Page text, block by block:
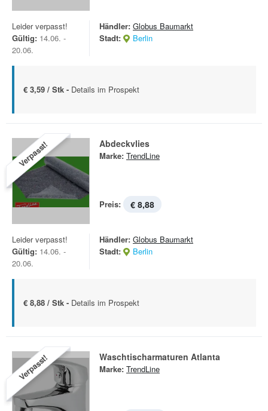
Leider verpasst!
Gültig: 14.06. -
20.06.
Händler: Globus Baumarkt
Stadt:
Berlin
€ 3,59 / Stk - Details im Prospekt
Verpasst! Abdeckvlies
Marke: TrendLine
Preis: € 8,88
Leider verpasst!
Gültig: 14.06. -
20.06.
Händler: Globus Baumarkt
Stadt:
Berlin
€ 8,88 / Stk - Details im Prospekt
Verpasst! Waschtischarmaturen Atlanta
Marke: TrendLine